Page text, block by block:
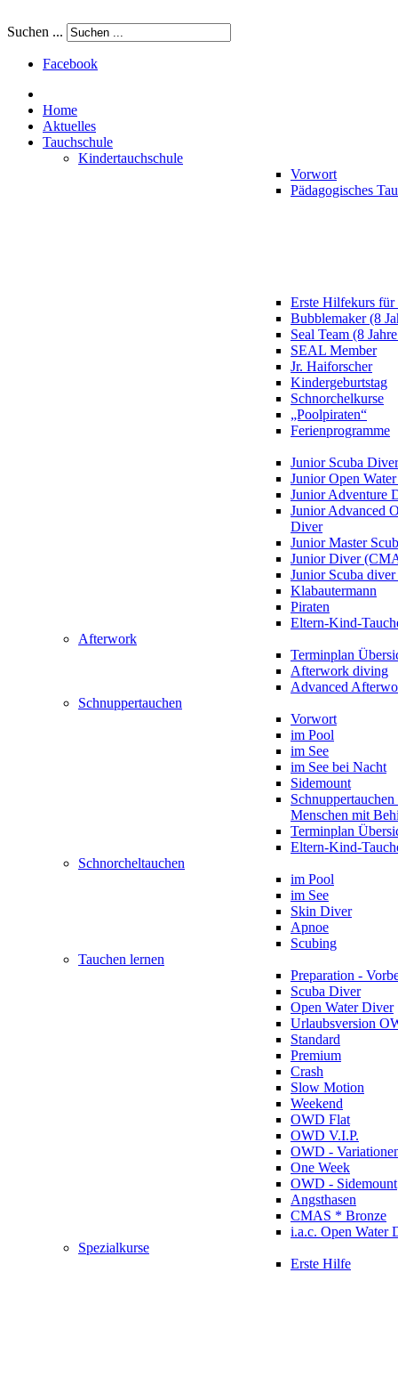
Suchen ...
Facebook
Home
Aktuelles
Tauchschule
Kindertauchschule
Vorwort
Pädagogisches
Erste Hilfekurs
Bubblemaker (8
Seal Team (8
SEAL Member
Jr. Haiforscher
Kindergeburtstag
Schnorchelkurse
„Poolpiraten“
Ferienprogramme
Junior Scuba Diver
Junior Open
Junior Adventure
Junior Advanced
Diver
Junior Master
Junior Diver
Junior Scuba
Klabautermann
Piraten
Eltern-Kind-
Afterwork
Terminplan
Afterwork diving
Advanced
Schnuppertauchen
Vorwort
im Pool
im See
im See bei Nacht
Sidemount
Menschen mit
Terminplan
Eltern-Kind-
Schnorcheltauchen
im Pool
im See
Skin Diver
Apnoe
Scubing
Tauchen lernen
Preparation -
Scuba Diver
Open Water Diver
Urlaubsversion
Standard
Premium
Crash
Slow Motion
Weekend
OWD Flat
OWD V.I.P.
OWD -
One Week
OWD - Sidemount
Angsthasen
CMAS * Bronze
i.a.c. Open Water
Spezialkurse
Erste Hilfe